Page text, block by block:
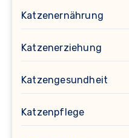
Katzenernährung
Katzenerziehung
Katzengesundheit
Katzenpflege